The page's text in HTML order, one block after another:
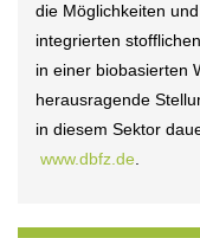
die Möglichkeiten
integrierten
in einer biobasierten
herausragende
in diesem Sektor
www.dbfz.de